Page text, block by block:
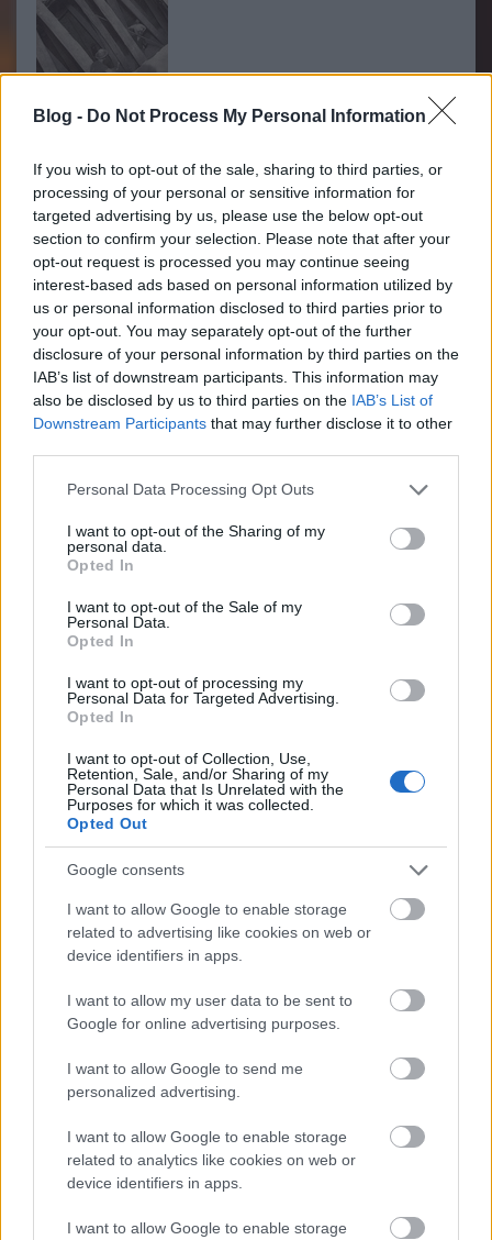
Blog - Do Not Process My Personal Information
If you wish to opt-out of the sale, sharing to third parties, or
processing of your personal or sensitive information for
targeted advertising by us, please use the below opt-out
section to confirm your selection. Please note that after your
opt-out request is processed you may continue seeing
interest-based ads based on personal information utilized by
us or personal information disclosed to third parties prior to
your opt-out. You may separately opt-out of the further
disclosure of your personal information by third parties on the
IAB’s list of downstream participants. This information may
also be disclosed by us to third parties on the IAB’s List of
Downstream Participants that may further disclose it to other
Please note that this website/app uses one or more Google
not limited to your visit or usage behaviour. You may click to
grant or deny consent to Google and its third-party tags to
use your data for below specified purposes in below Google
consent section.
Personal Data Processing Opt Outs
I want to opt-out of the Sharing of my
personal data.
Opted In
I want to opt-out of the Sale of my
Personal Data.
Opted In
I want to opt-out of processing my
Personal Data for Targeted Advertising.
Opted In
I want to opt-out of Collection, Use,
Retention, Sale, and/or Sharing of my
Personal Data that Is Unrelated with the
Purposes for which it was collected.
Opted Out
Google consents
I want to allow Google to enable storage
related to advertising like cookies on web or
device identifiers in apps.
I want to allow my user data to be sent to
Google for online advertising purposes.
I want to allow Google to send me
personalized advertising.
I want to allow Google to enable storage
related to analytics like cookies on web or
device identifiers in apps.
I want to allow Google to enable storage
jövő héttől újra friss Napi érdekesekkel jövök! 1893. Ónbánya
Gringo 2023.09.06 22:17:13
Nem igazán értem miért kell az Obama házaspárt
mocskolni!?
RITKÁN LÁTHATÓ TÖRTÉNELEM A Bútor Hadművelet - 1942-44
2023.08.02 23:21:00
7,5 éve jelent meg az alábbi írás a blogon: 2004-ben egy
egy kis albumra, benne 85 fotóval, fedelén a "Möbel Aktion"
felirattal. Egy kis ideig eltartott, mire azonosították a fotók
Gringo 2023.08.04 10:41:04
történetet a múltból.
RITKÁN LÁTHATÓ TÖRTÉNELEM Razzia! - 1972
Már 8 éve hogy kikerült a blogra a hetvenes évek elejét a
rendőrségi razzia szemszögéből bemutató alábbi
képválogatás: Razzia! A szó, ami a hatvanas-hetvenes években
még komoly ijedséget okozott sokaknak például egy éjszakai
szórakozóhelyen, vagy egy vonaton. Ezekben az akciókban a
rendőrség…..
Gringo 2023.07.24 23:00:27
RITKÁN LÁTHATÓ TÖRTÉNELEM